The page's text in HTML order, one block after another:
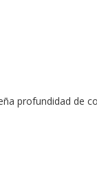
profundidad de